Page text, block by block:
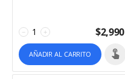
+
− $2,990
AÑADIR AL CARRITO